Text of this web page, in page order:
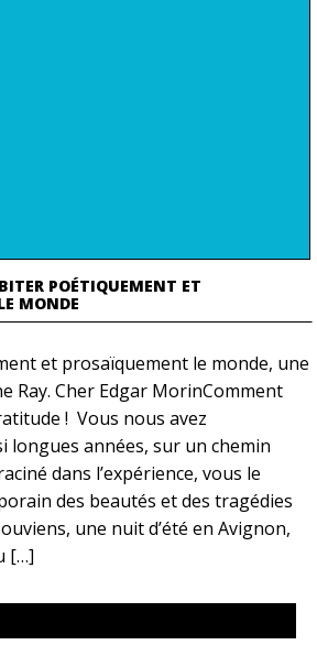
POÉTIQUEMENT ET
MONDE
et prosaïquement le monde, une
Ray. Cher Edgar MorinComment
! Vous nous avez
longues années, sur un chemin
dans l’expérience, vous le
des beautés et des tragédies
une nuit d’été en Avignon,
[…]